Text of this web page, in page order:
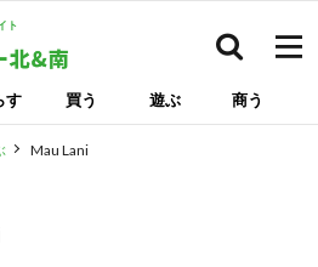
ト
す 買う 遊ぶ 商う
Mau Lani